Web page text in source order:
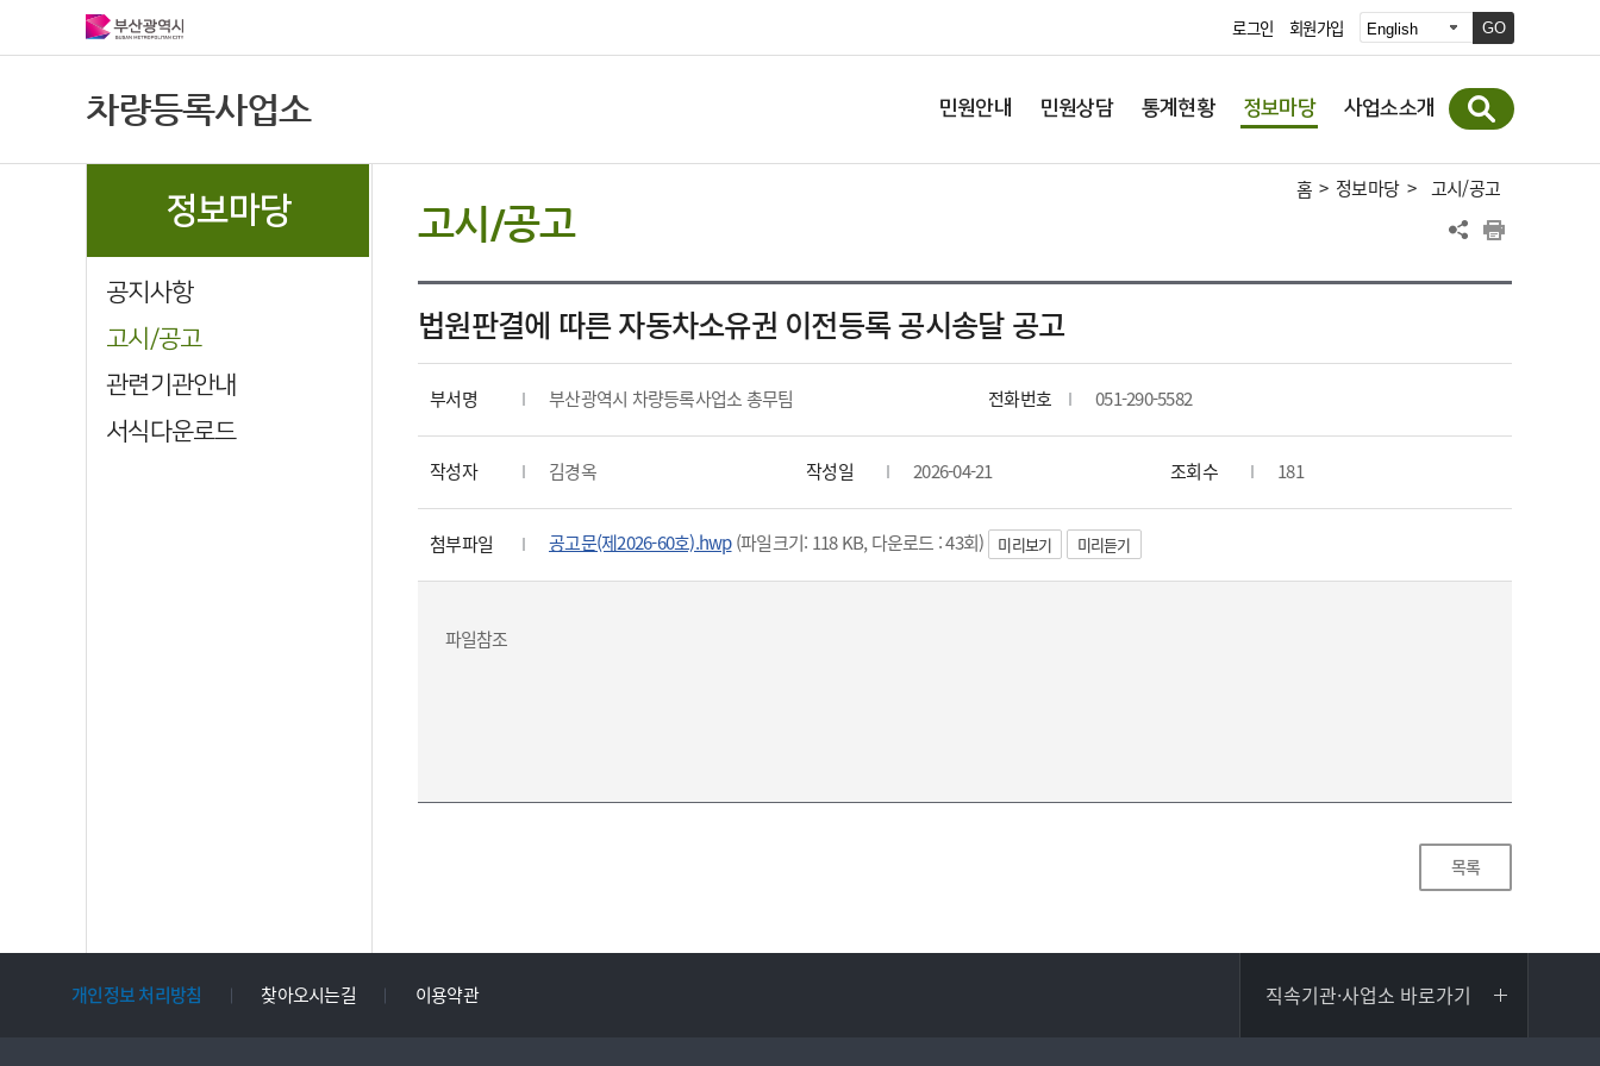
로그인 회원가입 GO
차량등록사업소 민원안내 민원상담 통계현황 정보마당 사업소소개
정보마당
공지사항
고시/공고
관련기관안내
서식다운로드
홈 > 정보마당 > 고시/공고
고시/공고
법원판결에 따른 자동차소유권 이전등록 공시송달 공고
부서명 부산광역시 차량등록사업소 총무팀 전화번호 051-290-5582
작성자 김경옥 작성일 2026-04-21 조회수 181
첨부파일 공고문(제2026-60호).hwp(파일크기: 118 KB, 다운로드 : 43회) 미리보기 미리듣기
파일참조
목록
개인정보 처리방침 찾아오시는길 이용약관 직속기관·사업소 바로가기